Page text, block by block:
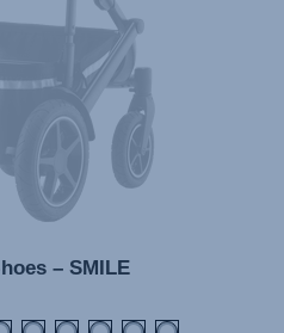
– SMILE